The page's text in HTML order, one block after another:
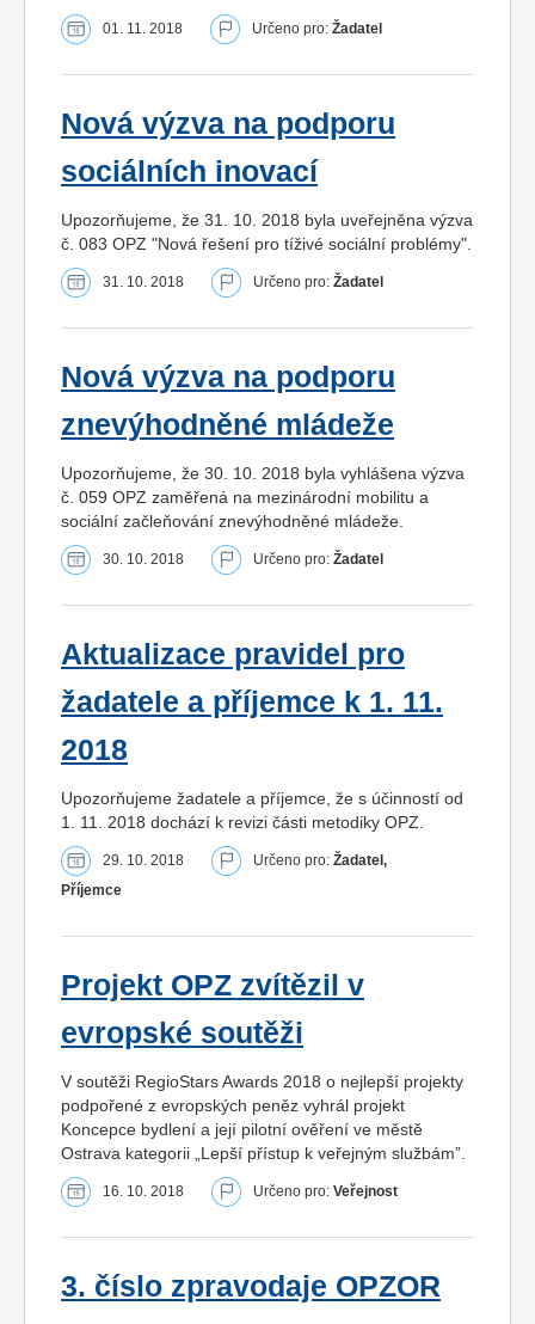
01. 11. 2018 Určeno pro: Žadatel
Nová výzva na podporu
sociálních inovací
Upozorňujeme, že 31. 10. 2018 byla uveřejněna výzva
č. 083 OPZ "Nová řešení pro tíživé sociální problémy".
31. 10. 2018 Určeno pro: Žadatel
Nová výzva na podporu
znevýhodněné mládeže
Upozorňujeme, že 30. 10. 2018 byla vyhlášena výzva
č. 059 OPZ zaměřená na mezinárodní mobilitu a
sociální začleňování znevýhodněné mládeže.
30. 10. 2018 Určeno pro: Žadatel
Aktualizace pravidel pro
žadatele a příjemce k 1. 11.
2018
Upozorňujeme žadatele a příjemce, že s účinností od
1. 11. 2018 dochází k revizi části metodiky OPZ.
29. 10. 2018 Určeno pro: Žadatel,
Příjemce
Projekt OPZ zvítězil v
evropské soutěži
V soutěži RegioStars Awards 2018 o nejlepší projekty
podpořené z evropských peněz vyhrál projekt
Koncepce bydlení a její pilotní ověření ve městě
Ostrava kategorii „Lepší přístup k veřejným službám”.
16. 10. 2018 Určeno pro: Veřejnost
3. číslo zpravodaje OPZOR